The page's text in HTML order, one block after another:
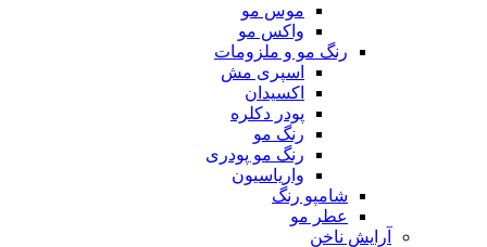
موس مو
واکس مو
رنگ مو و ملزومات
اسپری مش
اکسیدان
پودر دکلره
رنگ مو
رنگ مو پودری
واریاسیون
شامپو رنگ
عطر مو
آرایش ناخن